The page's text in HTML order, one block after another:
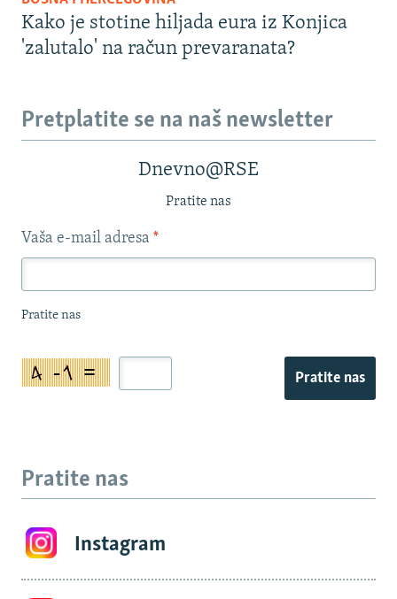
Kako je stotine hiljada eura iz Konjica
'zalutalo' na račun prevaranata?
Pretplatite se na naš newsletter
Dnevno@RSE
Pratite nas
Vaša e-mail adresa *
Pratite nas
Pratite nas
Pratite nas
Instagram